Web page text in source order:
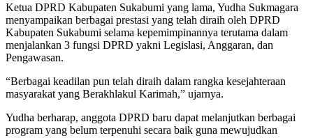
Ketua DPRD Kabupaten Sukabumi yang lama, Yudha Sukmagara
menyampaikan berbagai prestasi yang telah diraih oleh DPRD
Kabupaten Sukabumi selama kepemimpinannya terutama dalam
menjalankan 3 fungsi DPRD yakni Legislasi, Anggaran, dan
Pengawasan.
“Berbagai keadilan pun telah diraih dalam rangka kesejahteraan
masyarakat yang Berakhlakul Karimah,” ujarnya.
Yudha berharap, anggota DPRD baru dapat melanjutkan berbagai
program yang belum terpenuhi secara baik guna mewujudkan